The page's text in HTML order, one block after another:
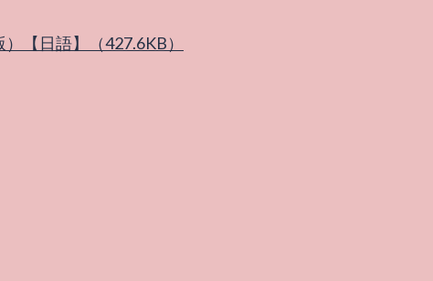
【日語】（427.6KB）